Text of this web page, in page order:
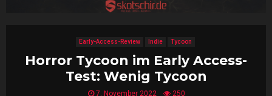
Early-Access-Review Indie Tycoon
Horror Tycoon im Early Access-
Test: Wenig Tycoon
7. November 2022 250